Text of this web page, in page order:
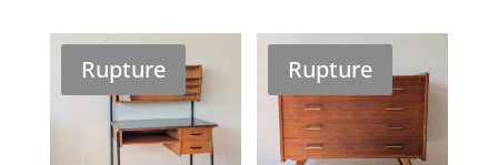
Rupture Rupture